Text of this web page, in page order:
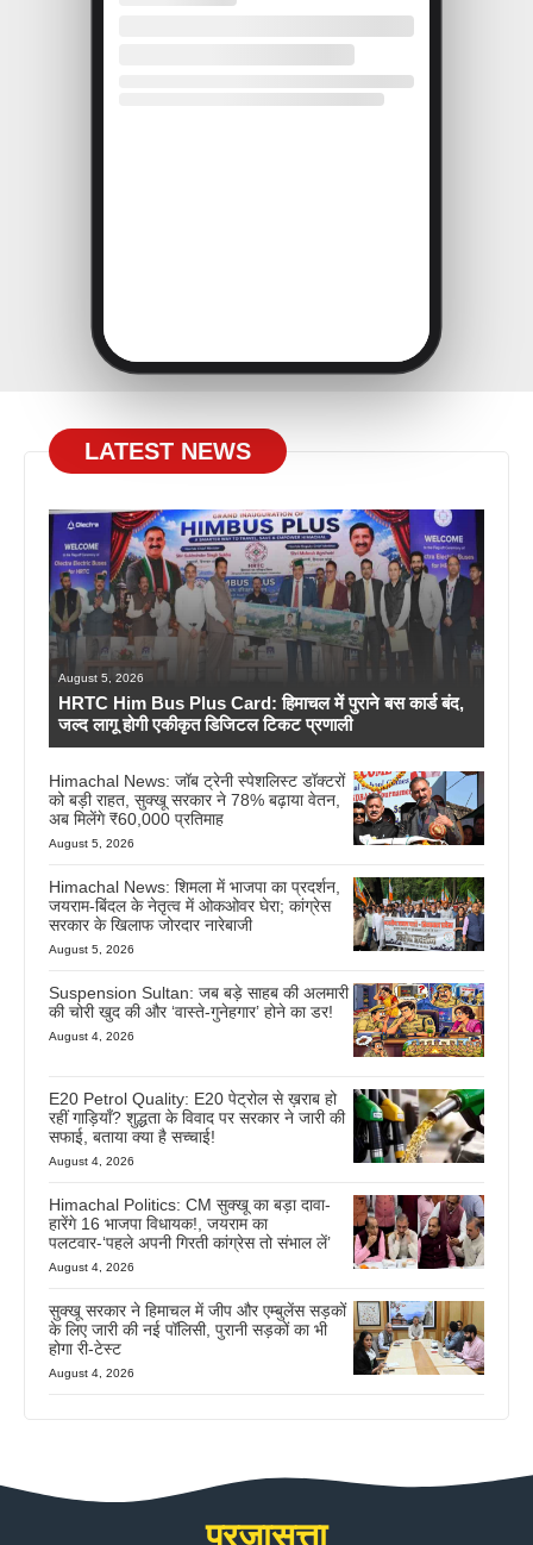
LATEST NEWS
August 5, 2026
HRTC Him Bus Plus Card: हिमाचल में पुराने बस कार्ड बंद,
जल्द लागू होगी एकीकृत डिजिटल टिकट प्रणाली
Himachal News: जॉब ट्रेनी स्पेशलिस्ट डॉक्टरों
को बड़ी राहत, सुक्खू सरकार ने 78% बढ़ाया वेतन,
अब मिलेंगे ₹60,000 प्रतिमाह
August 5, 2026
Himachal News: शिमला में भाजपा का प्रदर्शन,
जयराम-बिंदल के नेतृत्व में ओकओवर घेरा; कांग्रेस
सरकार के खिलाफ जोरदार नारेबाजी
August 5, 2026
Suspension Sultan: जब बड़े साहब की अलमारी
की चोरी खुद की और ‘वास्ते-गुनेहगार’ होने का डर!
August 4, 2026
E20 Petrol Quality: E20 पेट्रोल से ख़राब हो
रहीं गाड़ियाँ? शुद्धता के विवाद पर सरकार ने जारी की
सफाई, बताया क्या है सच्चाई!
August 4, 2026
Himachal Politics: CM सुक्खू का बड़ा दावा-
हारेंगे 16 भाजपा विधायक!, जयराम का
पलटवार-‘पहले अपनी गिरती कांग्रेस तो संभाल लें’
August 4, 2026
सुक्खू सरकार ने हिमाचल में जीप और एम्बुलेंस सड़कों
के लिए जारी की नई पॉलिसी, पुरानी सड़कों का भी
होगा री-टेस्ट
August 4, 2026
प्रजासत्ता